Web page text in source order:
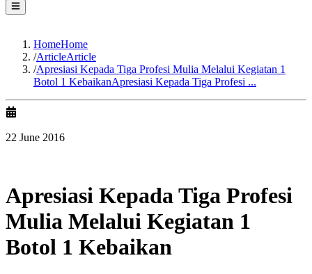
HomeHome
/ArticleArticle
/Apresiasi Kepada Tiga Profesi Mulia Melalui Kegiatan 1
Botol 1 KebaikanApresiasi Kepada Tiga Profesi ...
22 June 2016
Apresiasi Kepada Tiga Profesi
Mulia Melalui Kegiatan 1
Botol 1 Kebaikan